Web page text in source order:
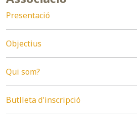
Presentació
Objectius
Qui som?
Butlleta d'inscripció